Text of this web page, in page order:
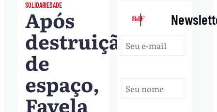
SOLIDARIEDADE
Após
destruição
de
espaço,
Favela
|